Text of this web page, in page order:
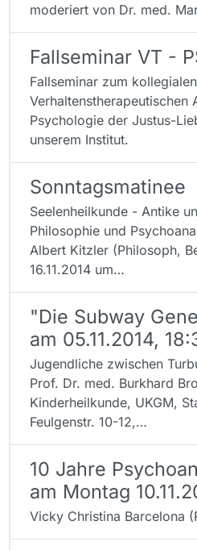
moderiert von Dr. med.
Fallseminar VT -
Fallseminar zum
Verhaltenstherapeutischen
Psychologie der Justus-
unserem Institut.
Sonntagsmatinee
Seelenheilkunde - Antike
Philosophie und
Albert Kitzler (Philosoph,
16.11.2014 um…
"Die Subway
am 05.11.2014,
Jugendliche zwischen
Prof. Dr. med. Burkhard
Kinderheilkunde, UKGM,
Feulgenstr. 10-12,…
10 Jahre
am Montag
Vicky Christina Barcelona